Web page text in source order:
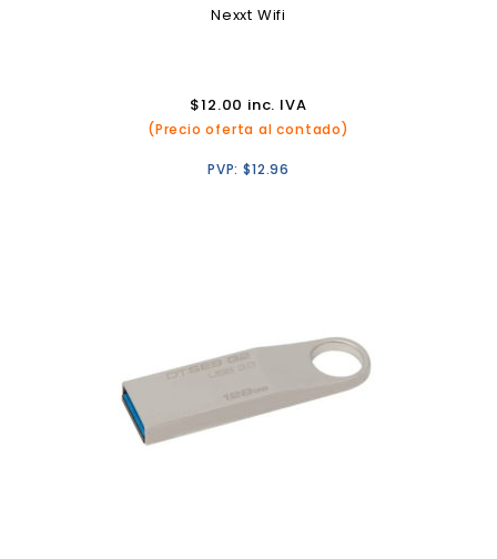
Nexxt Wifi
$12.00 inc. IVA
(Precio oferta al contado)
PVP:$12.96